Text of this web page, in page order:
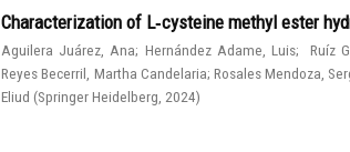
Characterization of L‑cysteine methyl ester
Aguilera Juárez, Ana; Hernández Adame, Luis; Ruíz
Reyes Becerril, Martha Candelaria; Rosales Mendoza,
Eliud (Springer Heidelberg, 2024)